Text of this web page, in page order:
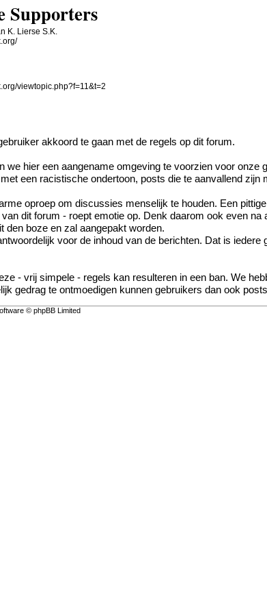
Supporters
K. Lierse S.K.
viewtopic.php?f=11&t=2
akkoord te gaan met de regels op dit forum.
we hier een aangename omgeving te voorzien voor
een racistische ondertoon, posts die te aanvallend
oproep om discussies menselijk te houden. Een
dit forum - roept emotie op. Denk daarom ook even
den boze en zal aangepakt worden.
voor de inhoud van de berichten. Dat is iedere
- vrij simpele - regels kan resulteren in een ban. We
gedrag te ontmoedigen kunnen gebruikers dan ook
© phpBB Limited